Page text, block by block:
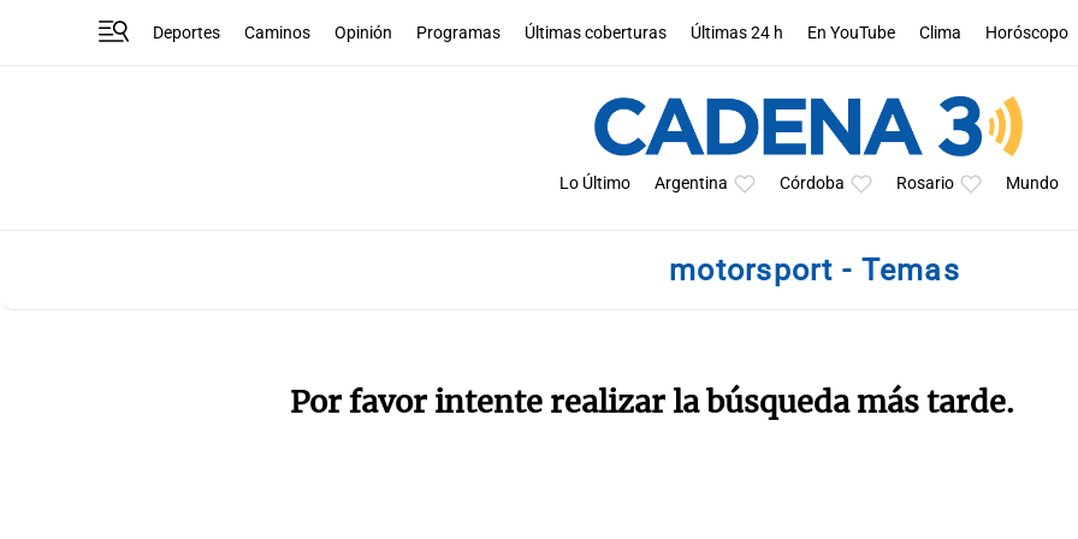
Deportes Caminos Opinión Programas Últimas coberturas Últimas 24 h En YouTube Clima Horóscopo
Lo Último Argentina Córdoba Rosario Mundo
motorsport - Temas
Por favor intente realizar la búsqueda más tarde.